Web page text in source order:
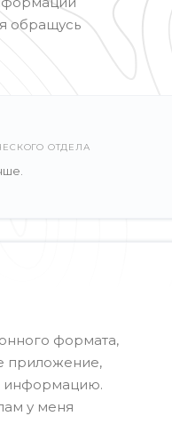
обращусь
ОТДЕЛА
формата,
приложение,
информацию.
у меня